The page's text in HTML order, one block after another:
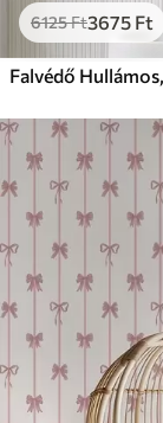
6125Ft3675 Ft